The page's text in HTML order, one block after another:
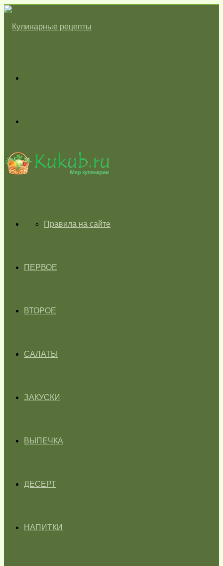
skin
ГЛАВНАЯПравила на сайте
ПЕРВОЕ
ВТОРОЕ
САЛАТЫ
ЗАКУСКИ
ВЫПЕЧКА
ДЕСЕРТ
НАПИТКИ